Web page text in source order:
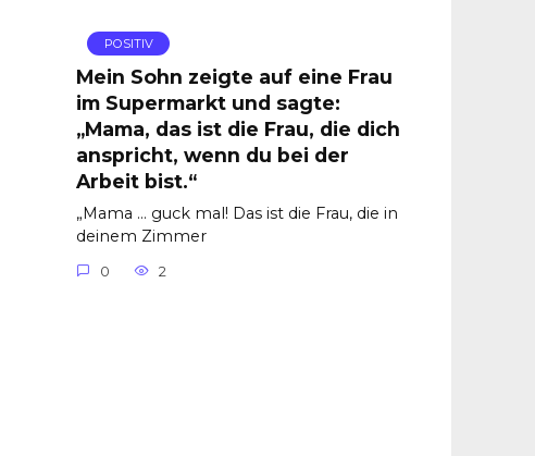
POSITIV
Mein Sohn zeigte auf eine Frau
im Supermarkt und sagte:
„Mama, das ist die Frau, die dich
anspricht, wenn du bei der
Arbeit bist.“
„Mama … guck mal! Das ist die Frau, die in
deinem Zimmer
0 2